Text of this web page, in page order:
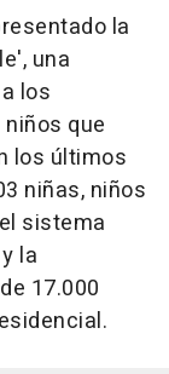
la
una
los
que
los últimos
niñas, niños
sistema
la
17.000